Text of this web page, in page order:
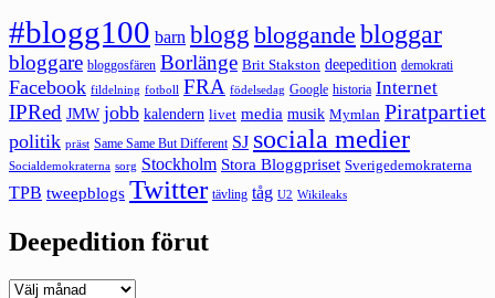
#blogg100 barn blogg bloggande bloggar
bloggare bloggosfären Borlänge Brit Stakston deepedition demokrati
Facebook fildelning fotboll FRA födelsedag Google historia Internet
IPRed JMW jobb kalendern livet media musik Mymlan Piratpartiet
politik präst Same Same But Different SJ sociala medier
Socialdemokraterna sorg Stockholm Stora Bloggpriset Sverigedemokraterna
TPB tweepblogs Twitter tävling tåg U2 Wikileaks
Deepedition förut
Deepedition